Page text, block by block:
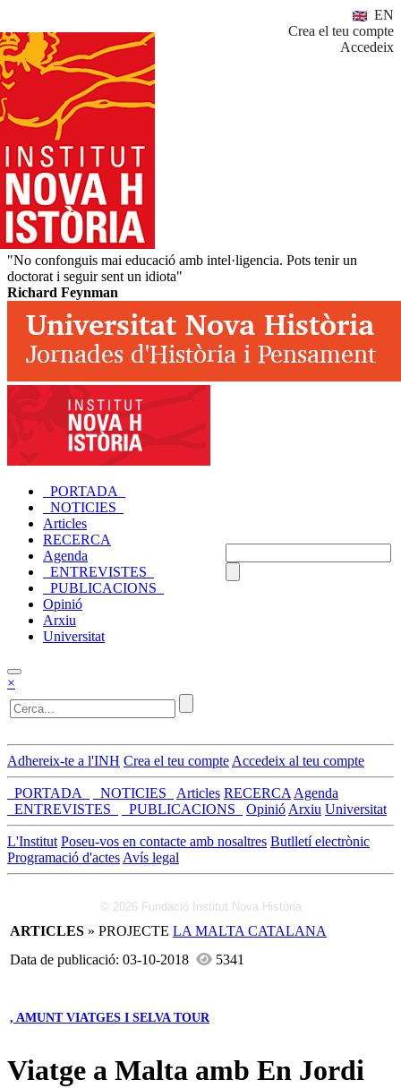
EN
Crea el teu compte
Accedeix
"No confonguis mai educació amb intel·ligencia. Pots tenir un
doctorat i seguir sent un idiota"
Richard Feynman
_PORTADA_
_NOTICIES_
Articles
RECERCA
Agenda
_ENTREVISTES_
_PUBLICACIONS_
Opinió
Arxiu
Universitat
×
Adhereix-te a l'INH Crea el teu compte Accedeix al teu compte
_PORTADA_ _NOTICIES_ Articles RECERCA Agenda
_ENTREVISTES_
_PUBLICACIONS_ Opinió Arxiu Universitat
L'Institut Poseu-vos en contacte amb nosaltres Butlletí electrònic
Programació d'actes Avís legal
© 2026 Fundació Institut Nova Història
ARTICLES » PROJECTE LA MALTA CATALANA
Data de publicació: 03-10-2018
5341
, AMUNT VIATGES I SELVA TOUR
Viatge a Malta amb En Jordi